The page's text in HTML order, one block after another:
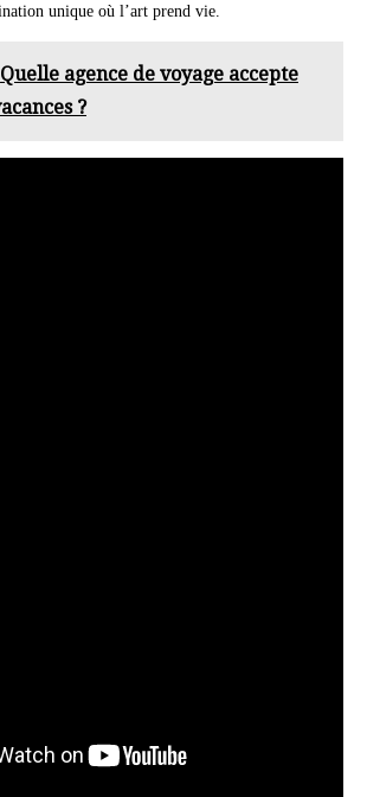
unique où l’art prend vie.
Quelle agence de voyage accepte
?